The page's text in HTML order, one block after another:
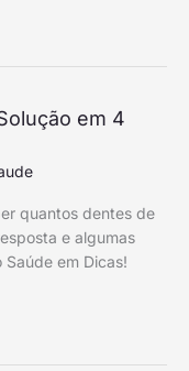
em 4
quantos dentes de
e algumas
em Dicas!